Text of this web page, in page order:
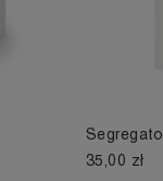
35,00 zł